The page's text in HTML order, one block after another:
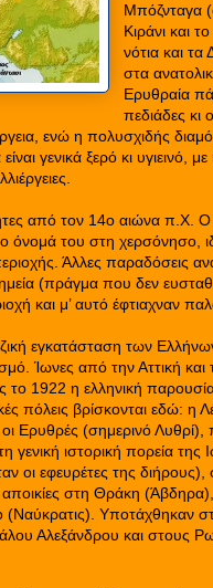
Μπόζνταγα
Κιράνι και
νότια και
στα
Ερυθραία
πεδιάδες κι
ενώ η πολυσχιδής
γενικά ξερό κι υγιεινό,
από τον 14ο αιώνα π.Χ.
του στη χερσόνησο,
Άλλες παραδόσεις
(πράγμα που δεν
και μ’ αυτό έφτιαχναν
εγκατάσταση των
Ίωνες από την Αττική
το 1922 η ελληνική
πόλεις βρίσκονται εδώ: η
Ερυθρές (σημερινό
ιστορική πορεία της
οι εφευρέτες της
στη Θράκη
(Ναύκρατις). Υποτάχθηκαν
Αλεξάνδρου και στους